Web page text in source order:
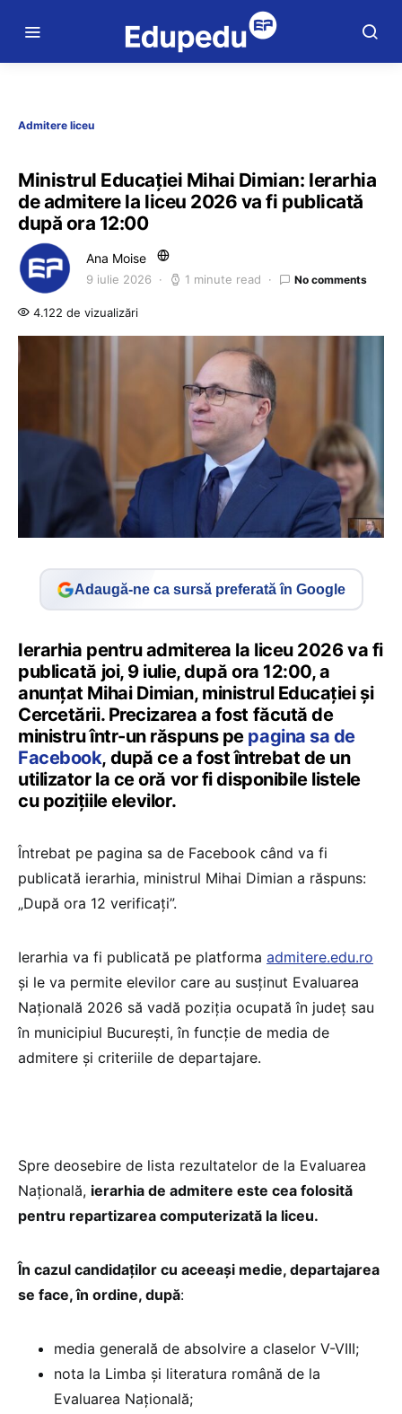
Admitere liceu
Ministrul Educației Mihai Dimian: Ierarhia
de admitere la liceu 2026 va fi publicată
după ora 12:00
Ana Moise
9 iulie 2026 1 minute read No comments
4.122 de vizualizări
Adaugă-ne ca sursă preferată în Google
Ierarhia pentru admiterea la liceu 2026 va fi
publicată joi, 9 iulie, după ora 12:00, a
anunțat Mihai Dimian, ministrul Educației și
Cercetării. Precizarea a fost făcută de
ministru într-un răspuns pe pagina sa de
Facebook, după ce a fost întrebat de un
utilizator la ce oră vor fi disponibile listele
cu pozițiile elevilor.
Întrebat pe pagina sa de Facebook când va fi
publicată ierarhia, ministrul Mihai Dimian a răspuns:
„După ora 12 verificați”.
Ierarhia va fi publicată pe platforma admitere.edu.ro
și le va permite elevilor care au susținut Evaluarea
Națională 2026 să vadă poziția ocupată în județ sau
în municipiul București, în funcție de media de
admitere și criteriile de departajare.
Spre deosebire de lista rezultatelor de la Evaluarea
Națională, ierarhia de admitere este cea folosită
pentru repartizarea computerizată la liceu.
În cazul candidaților cu aceeași medie, departajarea
se face, în ordine, după:
media generală de absolvire a claselor V-VIII;
nota la Limba și literatura română de la
Evaluarea Națională;